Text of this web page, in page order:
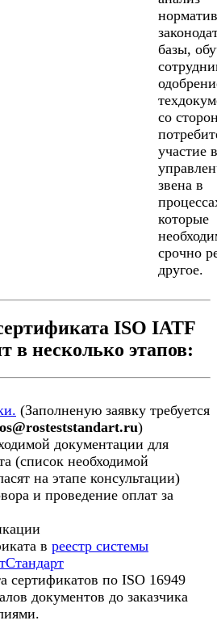
базы,
со
участие
звена в
которые
срочно
другое.
ISO IATF
в несколько этапов:
(Заполненую заявку требуется
)
документации для
(список необходимой
на этапе консультации)
и проведение оплат за
в реестр системы
сертификатов по ISO 16949
документов до заказчика